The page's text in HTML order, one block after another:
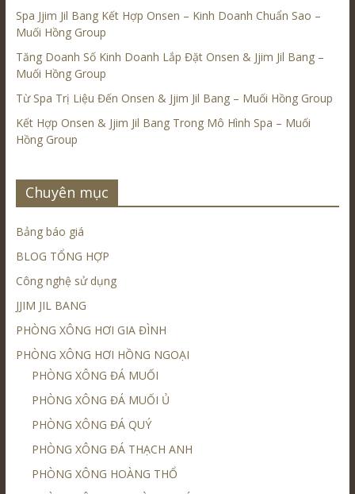
Spa Jjim Jil Bang Kết Hợp Onsen – Kinh Doanh Chuẩn Sao –
Muối Hồng Group
Tăng Doanh Số Kinh Doanh Lắp Đặt Onsen & Jjim Jil Bang –
Muối Hồng Group
Từ Spa Trị Liệu Đến Onsen & Jjim Jil Bang – Muối Hồng Group
Kết Hợp Onsen & Jjim Jil Bang Trong Mô Hình Spa – Muối
Hồng Group
Chuyên mục
Bảng báo giá
BLOG TỔNG HỢP
Công nghệ sử dụng
JJIM JIL BANG
PHÒNG XÔNG HƠI GIA ĐÌNH
PHÒNG XÔNG HƠI HỒNG NGOẠI
PHÒNG XÔNG ĐÁ MUỐI
PHÒNG XÔNG ĐÁ MUỐI Ủ
PHÒNG XÔNG ĐÁ QUÝ
PHÒNG XÔNG ĐÁ THẠCH ANH
PHÒNG XÔNG HOÀNG THỔ